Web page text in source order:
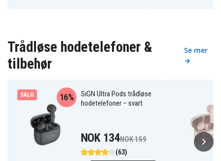
Trådløse hodetelefoner &
tilbehør
Se mer
→
SALG
SiGN Ultra Pods trådløse
hodetelefoner – svart
(63)
16%
NOK 134NOK 159